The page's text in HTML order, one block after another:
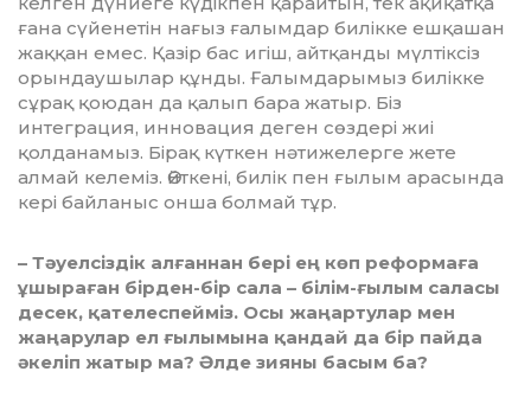
ғана сүйенетін нағыз ғалымдар билікке ешқашан
жаққан емес. Қазір бас игіш, айтқанды мүлтіксіз
орындаушылар құнды. Ғалымдарымыз билікке
сұрақ қоюдан да қалып бара жатыр. Біз
интеграция, инновация деген сөздері жиі
қолданамыз. Бірақ күткен нәтижелерге жете
алмай келеміз. Өйткені, билік пен ғылым арасында
кері байланыс онша болмай тұр.
– Тәуелсіздік алғаннан бері ең көп реформаға
ұшыраған бірден-бір сала – білім-ғылым саласы
десек, қателеспейміз. Осы жаңартулар мен
жаңарулар ел ғылымына қандай да бір пайда
әкеліп жатыр ма? Әлде зияны басым ба?